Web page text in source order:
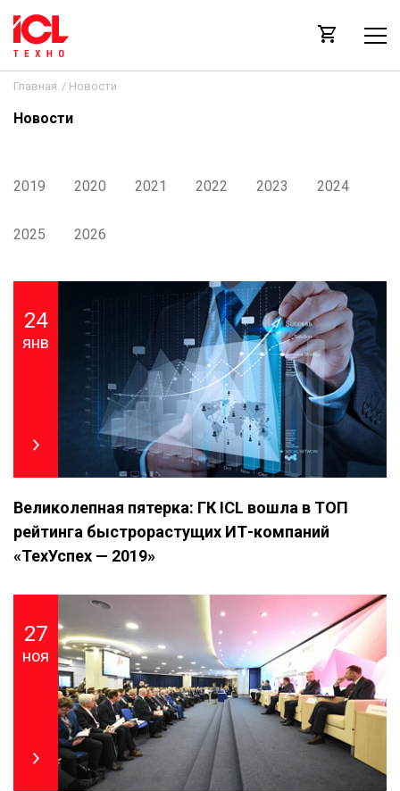
Главная / Новости
Новости
2019 2020 2021 2022 2023 2024
2025 2026
24
янв
Великолепная пятерка: ГК ICL вошла в ТОП
рейтинга быстрорастущих ИТ-компаний
«ТехУспех — 2019»
27
ноя